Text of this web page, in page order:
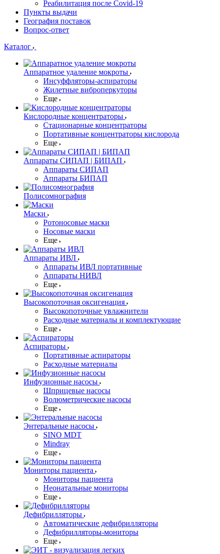
Реабилитация после Covid-19
Пункты выдачи
География поставок
Вопрос-ответ
Каталог
Аппаратное удаление мокроты
Инсуффляторы-аспираторы
Жилетные виброперкуторы
Еще
Кислородные концентраторы
Стационарные концентраторы
Портативные концентраторы кислорода
Еще
Аппараты СИПАП | БИПАП
Аппараты СИПАП
Аппараты БИПАП
Полисомнография
Маски
Ротоносовые маски
Носовые маски
Еще
Аппараты ИВЛ
Аппараты ИВЛ портативные
Аппараты НИВЛ
Еще
Высокопоточная оксигенация
Высокопоточные увлажнители
Расходные материалы и комплектующие
Еще
Аспираторы
Портативные аспираторы
Расходные материалы
Инфузионные насосы
Шприцевые насосы
Волюметрические насосы
Еще
Энтеральные насосы
SINO MDT
Mindray
Еще
Мониторы пациента
Мониторы пациента
Неонатальные мониторы
Еще
Дефибрилляторы
Автоматические дефибрилляторы
Дефибрилляторы-мониторы
Еще